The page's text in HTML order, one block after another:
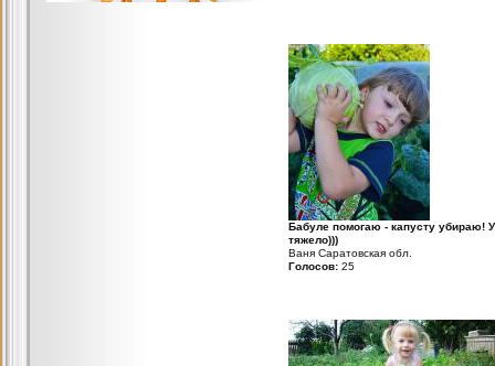
Бабуле помогаю - капусту убираю!
тяжело)))
Ваня Саратовская обл.
Голосов: 25